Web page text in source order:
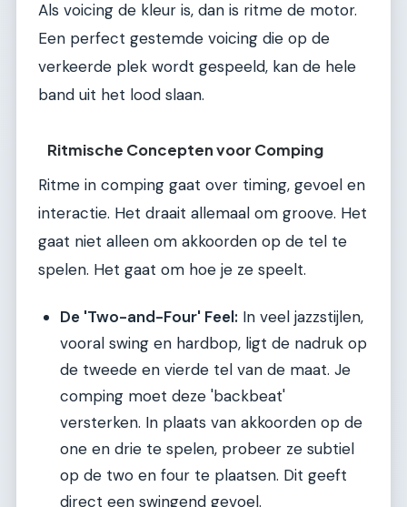
Als voicing de kleur is, dan is ritme de motor.
Een perfect gestemde voicing die op de
verkeerde plek wordt gespeeld, kan de hele
band uit het lood slaan.
Ritmische Concepten voor Comping
Ritme in comping gaat over timing, gevoel en
interactie. Het draait allemaal om groove. Het
gaat niet alleen om akkoorden op de tel te
spelen. Het gaat om hoe je ze speelt.
De 'Two-and-Four' Feel: In veel jazzstijlen,
vooral swing en hardbop, ligt de nadruk op
de tweede en vierde tel van de maat. Je
comping moet deze 'backbeat'
versterken. In plaats van akkoorden op de
one en drie te spelen, probeer ze subtiel
op de two en four te plaatsen. Dit geeft
direct een swingend gevoel.